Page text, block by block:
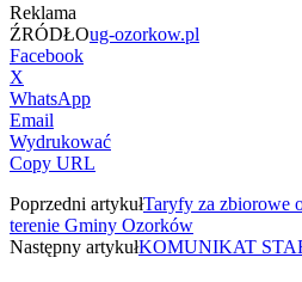
Reklama
ŹRÓDŁOug-ozorkow.pl
Facebook
X
WhatsApp
Email
Wydrukować
Copy URL
Poprzedni artykułTaryfy za zbiorowe
terenie Gminy Ozorków
Następny artykułKOMUNIKAT